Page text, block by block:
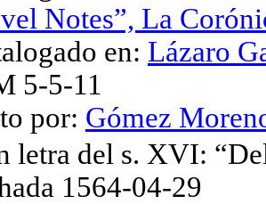
Notes”, La
en: Lázaro
5-5-11
por: Gómez
letra del s. XVI:
1564-04-29